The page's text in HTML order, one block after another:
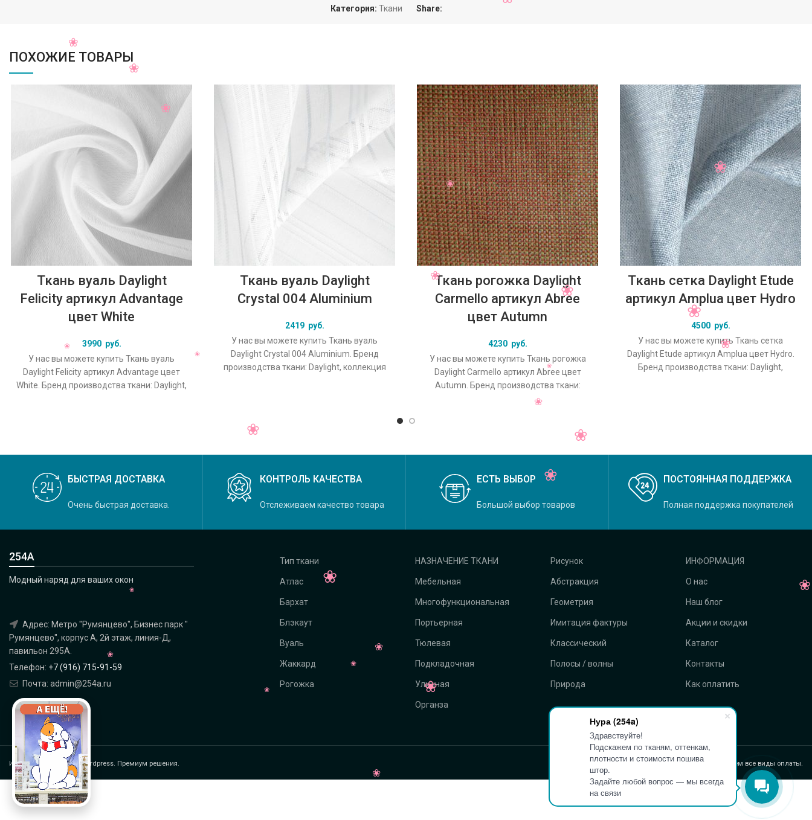
Нура (254a)
Здравствуйте!
Подскажем по тканям, оттенкам,
плотности и стоимости пошива
штор.
Задайте любой вопрос — мы всегда
на связи
Категория: Ткани Share:
ПОХОЖИЕ ТОВАРЫ
Ткань вуаль Daylight
Felicity артикул Advantage
цвет White
3990 руб.
У нас вы можете купить Ткань вуаль
Daylight Felicity артикул Advantage цвет
White. Бренд производства ткани: Daylight,
Ткань вуаль Daylight
Crystal 004 Aluminium
2419 руб.
У нас вы можете купить Ткань вуаль
Daylight Crystal 004 Aluminium. Бренд
производства ткани: Daylight, коллекция
Ткань рогожка Daylight
Carmello артикул Abree
цвет Autumn
4230 руб.
У нас вы можете купить Ткань рогожка
Daylight Carmello артикул Abree цвет
Autumn. Бренд производства ткани:
Daylight, коллекция Carmello, основной
Ткань сетка Daylight Etude
артикул Amplua цвет Hydro
4500 руб.
У нас вы можете купить Ткань сетка
Daylight Etude артикул Amplua цвет Hydro.
Бренд производства ткани: Daylight,
БЫСТРАЯ ДОСТАВКА
Очень быстрая доставка.
КОНТРОЛЬ КАЧЕСТВА
Отслеживаем качество товара
ЕСТЬ ВЫБОР
Большой выбор товаров
ПОСТОЯННАЯ ПОДДЕРЖКА
Полная поддержка покупателей
254А
Модный наряд для ваших окон
Адрес: Метро "Румянцево", Бизнес парк "
Румянцево", корпус А, 2й этаж, линия-Д,
павильон 295A.
Телефон: +7 (916) 715-91-59
Почта: admin@254a.ru
Тип ткани
Атлас
Бархат
Блэкаут
Вуаль
Жаккард
Рогожка
НАЗНАЧЕНИЕ ТКАНИ
Мебельная
Многофункциональная
Портьерная
Тюлевая
Подкладочная
Уличная
Органза
Рисунок
Абстракция
Геометрия
Имитация фактуры
Классический
Полосы / волны
Природа
ИНФОРМАЦИЯ
О нас
Наш блог
Акции и скидки
Каталог
Контакты
Как оплатить
Интернет магазин на Wordpress. Премиум решения. Принимаем все виды оплаты.